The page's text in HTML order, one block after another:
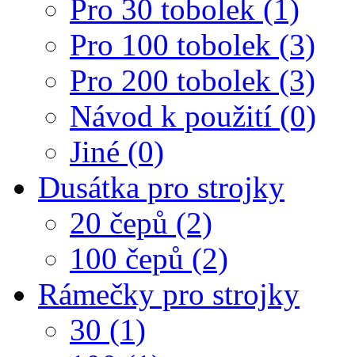
Pro 30 tobolek (1)
Pro 100 tobolek (3)
Pro 200 tobolek (3)
Návod k použití (0)
Jiné (0)
Dusátka pro strojky
20 čepů (2)
100 čepů (2)
Rámečky pro strojky
30 (1)